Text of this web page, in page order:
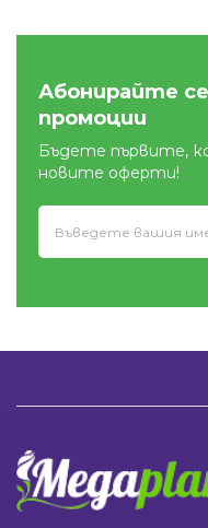
Абонирайте
промоции
Бъдете първите,
новите оферти!